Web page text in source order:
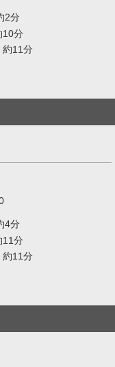
2分
10分
約11分
4分
11分
約11分